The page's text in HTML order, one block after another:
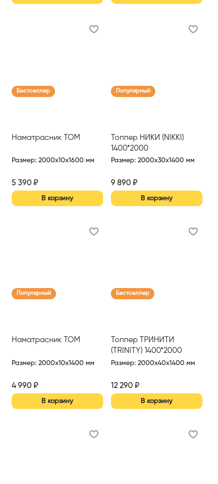
Бестселлер
Наматрасник TOM
Размер: 2000x10x1600 мм
5 390 ₽
В корзину
Популярный
Топпер НИКИ (NIKKI)
1400*2000
Размер: 2000x30x1400 мм
9 890₽
В корзину
Популярный
Наматрасник TOM
Размер: 2000x10x1400 мм
4 990 ₽
В корзину
Бестселлер
Топпер ТРИНИТИ
(TRINITY) 1400*2000
Размер: 2000x40x1400 мм
12 290₽
В корзину